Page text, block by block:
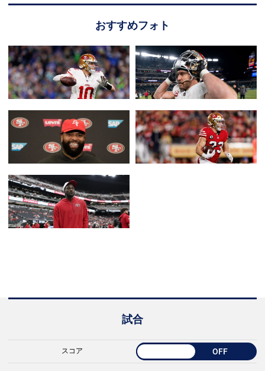
おすすめフォト
試合
スコア OFF